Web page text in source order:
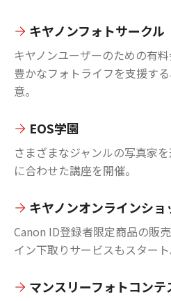
キヤノンフォトサークル
キヤノンユーザーのための有
豊かなフォトライフを支援す
意。
EOS学園
さまざまなジャンルの写真家
に合わせた講座を開催。
キヤノンオンラインショ
Canon ID登録者限定商品の販
イン下取りサービスもスタート
マンスリーフォトコンテ